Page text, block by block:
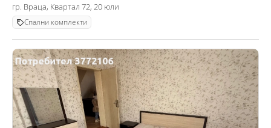
гр. Враца, Квартал 72, 20 юли
Спални комплекти